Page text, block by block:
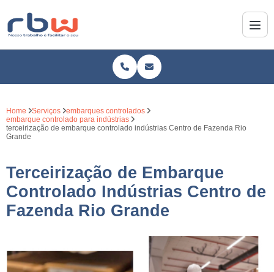
Home Serviços
embarques controlados
embarque controlado para indústrias
terceirização de embarque controlado indústrias Centro de Fazenda Rio
Grande
Terceirização de Embarque
Controlado Indústrias Centro de
Fazenda Rio Grande